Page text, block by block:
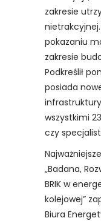
zakresie
pokazaniu
zakresie
Podkreślił
posiada
wszystkimi
czy
„Badana,
BRIK w
kolejowej”
Biura